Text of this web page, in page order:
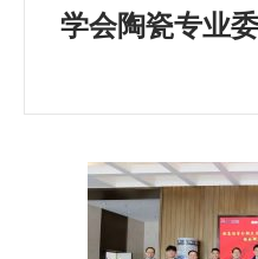
学会陶瓷专业